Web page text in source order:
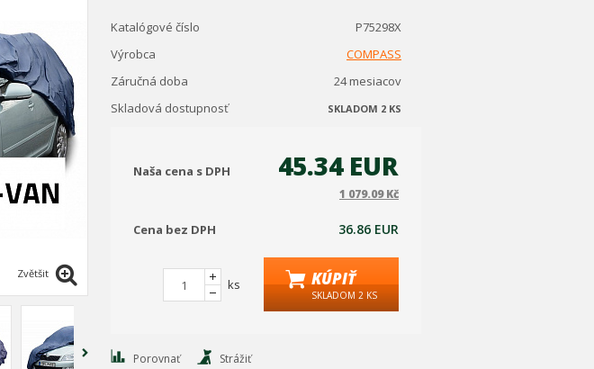
Zvětšit
Katalógové číslo
P75298X
Výrobca
COMPASS
Záručná doba
24 mesiacov
Skladová dostupnosť
SKLADOM 2 KS
Naša cena s DPH 45.34 EUR
1 079.09 Kč
Cena bez DPH 36.86 EUR
ks KÚPIŤ
SKLADOM 2 KS
Porovnať Strážiť